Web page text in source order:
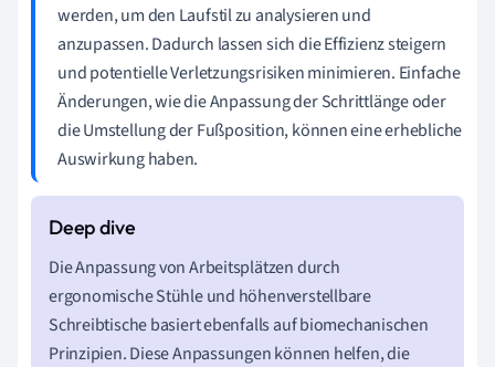
werden, um den Laufstil zu analysieren und
anzupassen. Dadurch lassen sich die Effizienz steigern
und potentielle Verletzungsrisiken minimieren. Einfache
Änderungen, wie die Anpassung der Schrittlänge oder
die Umstellung der Fußposition, können eine erhebliche
Auswirkung haben.
Die Anpassung von Arbeitsplätzen durch
ergonomische Stühle und höhenverstellbare
Schreibtische basiert ebenfalls auf biomechanischen
Prinzipien. Diese Anpassungen können helfen, die